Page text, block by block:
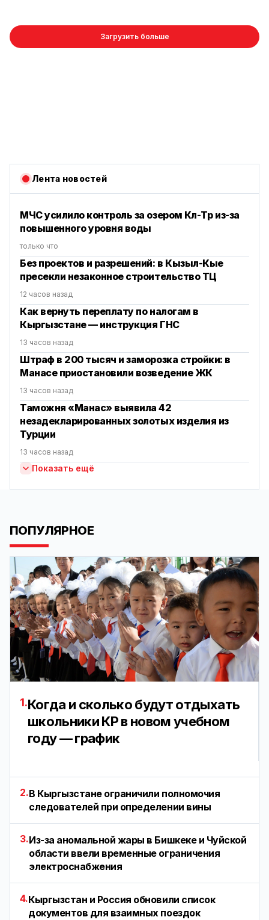
Загрузить больше
Лента новостей
МЧС усилило контроль за озером Көл-Төр из-за
повышенного уровня воды
только что
Без проектов и разрешений: в Кызыл-Кые
пресекли незаконное строительство ТЦ
12 часов назад
Как вернуть переплату по налогам в
Кыргызстане — инструкция ГНС
13 часов назад
Штраф в 200 тысяч и заморозка стройки: в
Манасе приостановили возведение ЖК
13 часов назад
Таможня «Манас» выявила 42
незадекларированных золотых изделия из
Турции
13 часов назад
Показать ещё
ПОПУЛЯРНОЕ
1.Когда и сколько будут отдыхать
школьники КР в новом учебном
году — график
2.В Кыргызстане ограничили полномочия
следователей при определении вины
3.Из-за аномальной жары в Бишкеке и Чуйской
области ввели временные ограничения
электроснабжения
4.Кыргызстан и Россия обновили список
документов для взаимных поездок